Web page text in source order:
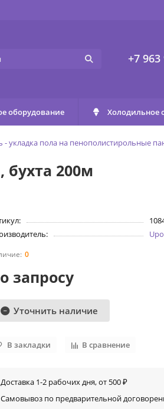
+7 963
оборудование Холодильное
- укладка пола на пенополистирольные
бухта 200м
0
запросу
Уточнить наличие
В закладки В сравнение
Доставка 1-2 рабочих дня, от 500 ₽
Самовывоз по предварительной